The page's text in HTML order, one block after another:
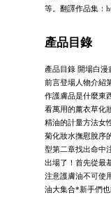
等。翻譯作品集：
產品目錄
產品目錄 開場白
前言登場人物介紹
作護膚品是什麼東
看萬用的薰衣草化
精油的計量方法女
菊化妝水撫慰脫序
型第二章找出命中
出場了！首先從最
注意護膚油不可使
油大集合*新手們